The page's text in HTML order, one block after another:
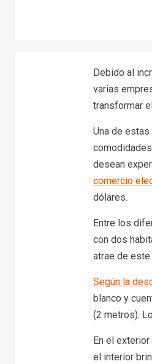
Debido al
varias
transformar
Una de
desean
comercio
dólares.
Entre los
con dos
atrae de
Según la
blanco y
(2 metros).
En el
el interior